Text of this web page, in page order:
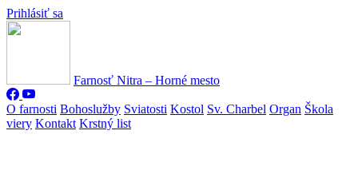
Prihlásiť sa
Farnosť Nitra – Horné mesto
O farnosti Bohoslužby Sviatosti Kostol Sv. Charbel Organ Škola
viery Kontakt Krstný list